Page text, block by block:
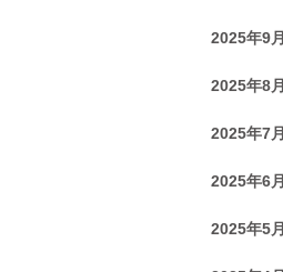
2025年9月
2025年8月
2025年7月
2025年6月
2025年5月